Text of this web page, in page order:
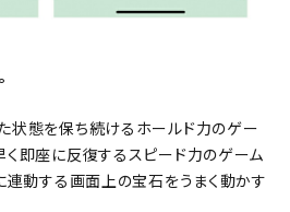
状態を保ち続けるホールド力のゲー
く即座に反復するスピード力のゲーム
に連動する画面上の宝石をうまく動かす